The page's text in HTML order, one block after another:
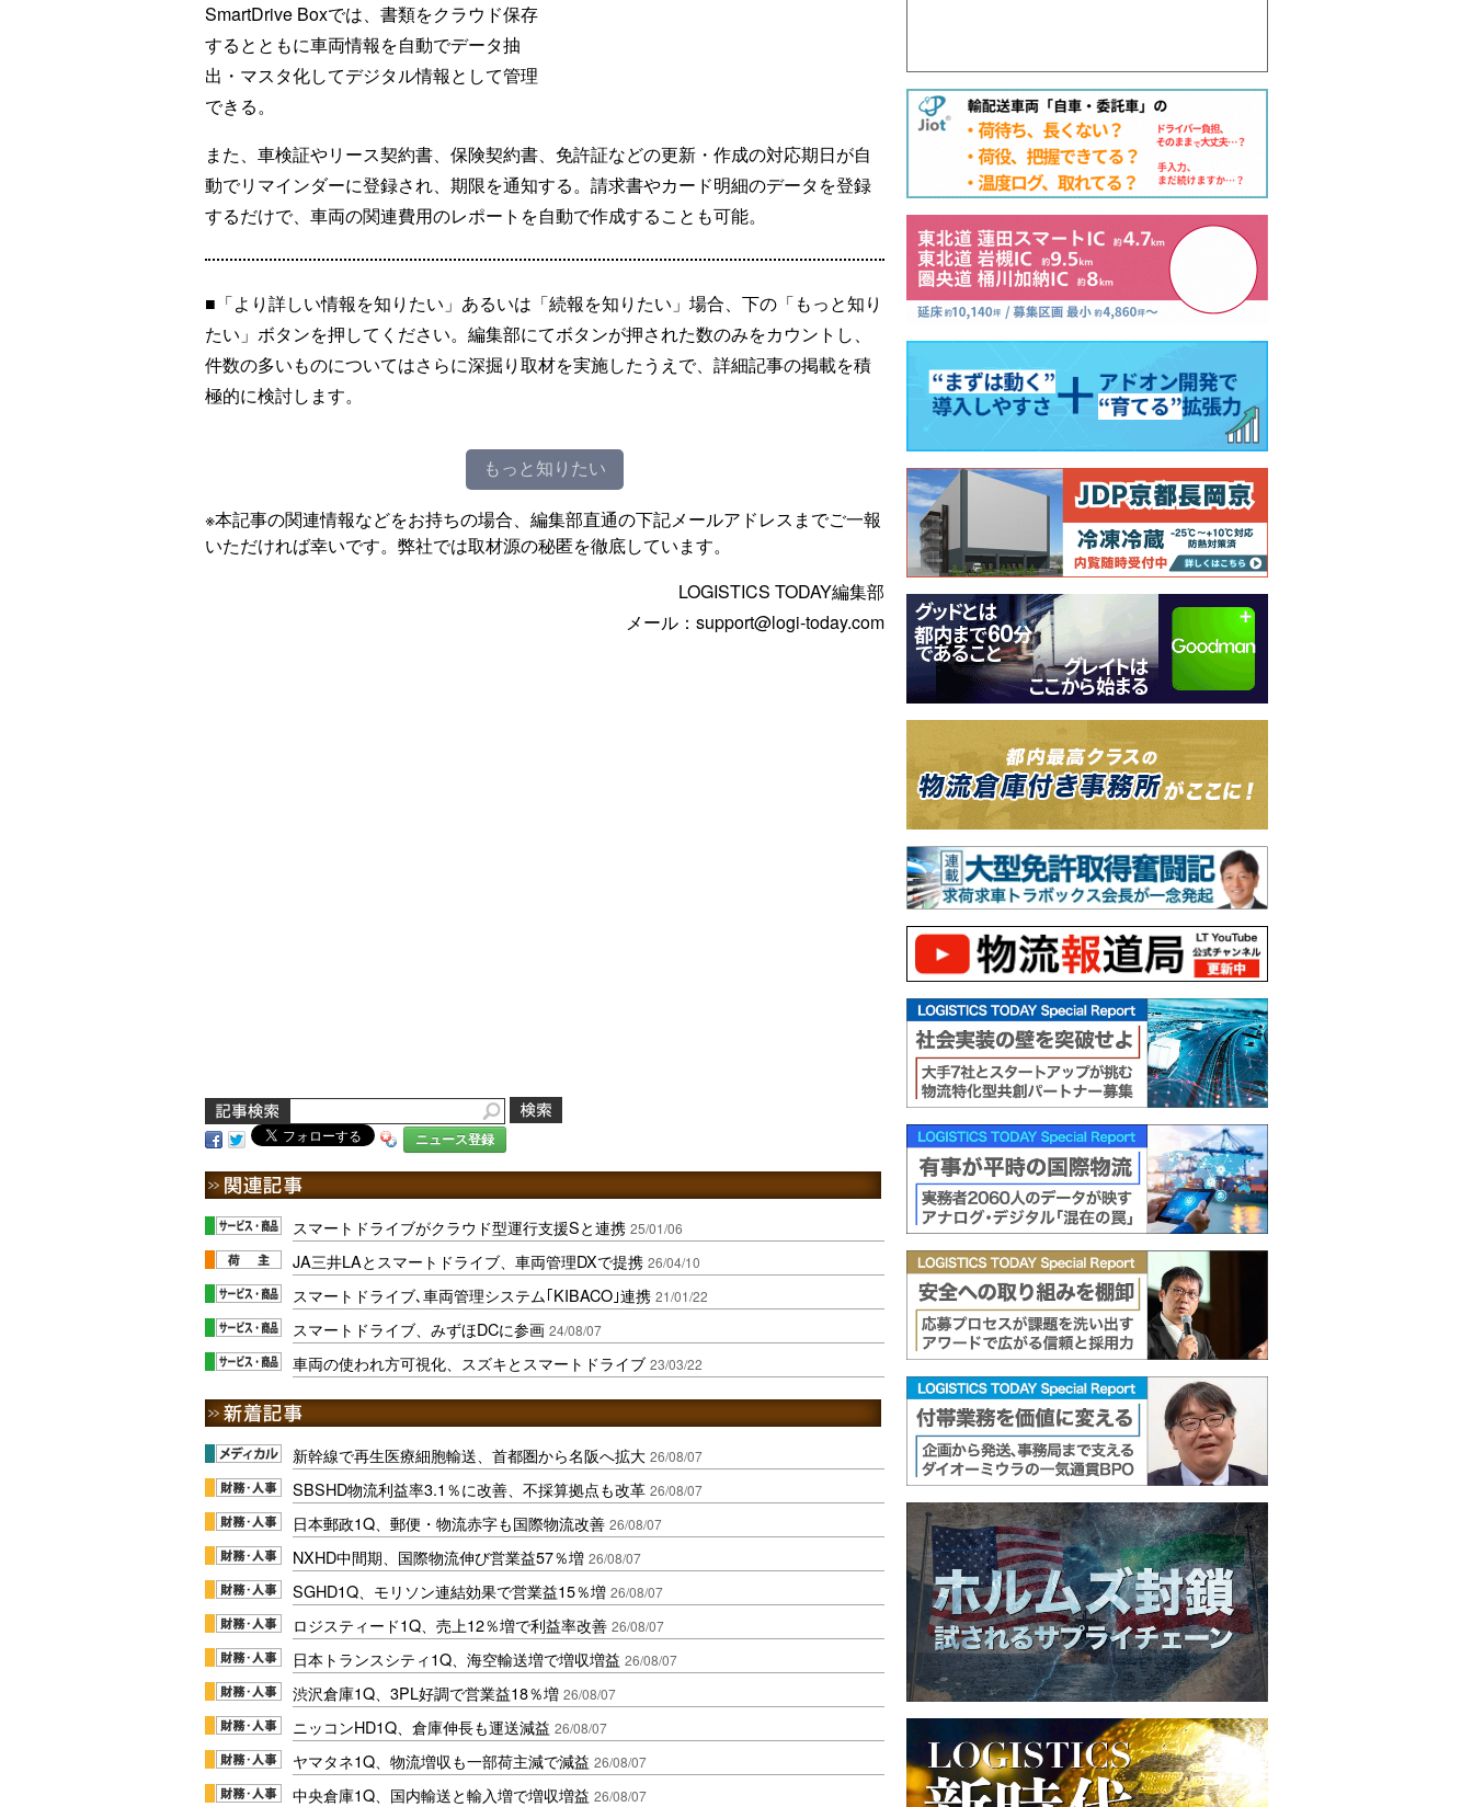
SmartDrive Boxでは、書類をクラウド保存
するとともに車両情報を自動でデータ抽
出・マスタ化してデジタル情報として管理
できる。
また、車検証やリース契約書、保険契約書、免許証などの更新・作成の対応期日が自
動でリマインダーに登録され、期限を通知する。請求書やカード明細のデータを登録
するだけで、車両の関連費用のレポートを自動で作成することも可能。
■「より詳しい情報を知りたい」あるいは「続報を知りたい」場合、下の「もっと知り
たい」ボタンを押してください。編集部にてボタンが押された数のみをカウントし、
件数の多いものについてはさらに深掘り取材を実施したうえで、詳細記事の掲載を積
極的に検討します。
もっと知りたい
※本記事の関連情報などをお持ちの場合、編集部直通の下記メールアドレスまでご一報
いただければ幸いです。弊社では取材源の秘匿を徹底しています。
LOGISTICS TODAY編集部
メール：support@logi-today.com
ニュース登録
スマートドライブがクラウド型運行支援Sと連携 25/01/06
JA三井LAとスマートドライブ、車両管理DXで提携 26/04/10
スマートドライブ､車両管理システム｢KIBACO｣連携 21/01/22
スマートドライブ、みずほDCに参画 24/08/07
車両の使われ方可視化、スズキとスマートドライブ 23/03/22
新幹線で再生医療細胞輸送、首都圏から名阪へ拡大 26/08/07
SBSHD物流利益率3.1％に改善、不採算拠点も改革 26/08/07
日本郵政1Q、郵便・物流赤字も国際物流改善 26/08/07
NXHD中間期、国際物流伸び営業益57％増 26/08/07
SGHD1Q、モリソン連結効果で営業益15％増 26/08/07
ロジスティード1Q、売上12％増で利益率改善 26/08/07
日本トランスシティ1Q、海空輸送増で増収増益 26/08/07
渋沢倉庫1Q、3PL好調で営業益18％増 26/08/07
ニッコンHD1Q、倉庫伸長も運送減益 26/08/07
ヤマタネ1Q、物流増収も一部荷主減で減益 26/08/07
中央倉庫1Q、国内輸送と輸入増で増収増益 26/08/07